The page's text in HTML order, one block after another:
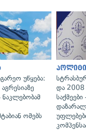
უწყება:
ნაკლებობამ
ომებს
და 2008